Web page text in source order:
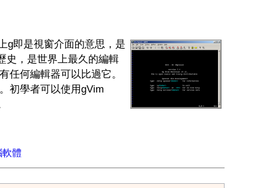
g即是視窗介面的意思，是
史，是世界上最久的編輯
任何編輯器可以比過它。
初學者可以使用gVim
軟體